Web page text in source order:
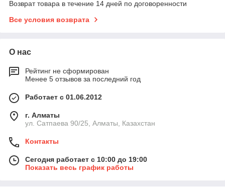
Возврат товара в течение 14 дней по договоренности
Все условия возврата
О нас
Рейтинг не сформирован
Менее 5 отзывов за последний год
Работает с 01.06.2012
г. Алматы
ул. Сатпаева 90/25, Алматы, Казахстан
Контакты
Сегодня работает с 10:00 до 19:00
Показать весь график работы